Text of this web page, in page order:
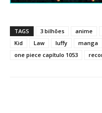
TAGS 3 bilhões anime
Kid
Law luffy manga
one piece capítulo 1053